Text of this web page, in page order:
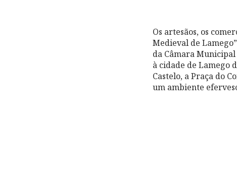
Os artesãos, os
Medieval de
da Câmara
à cidade de Lamego
Castelo, a Praça do
um ambiente